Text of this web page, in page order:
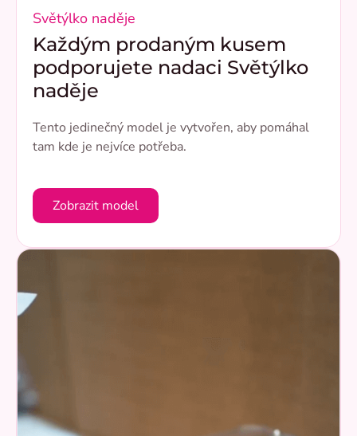
Světýlko naděje
Každým prodaným kusem
podporujete nadaci Světýlko
naděje
Tento jedinečný model je vytvořen, aby pomáhal
tam kde je nejvíce potřeba.
Zobrazit model